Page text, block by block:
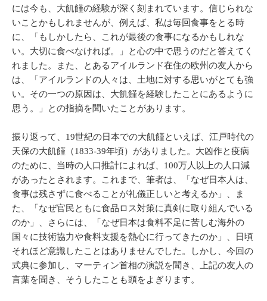
には今も、大飢饉の経験が深く刻まれています。信じられな
いことかもしれませんが、例えば、私は毎回食事をとる時
に、「もしかしたら、これが最後の食事になるかもしれな
い。大切に食べなければ。」と心の中で思うのだと答えてく
れました。また、とあるアイルランド在住の欧州の友人から
は、「アイルランドの人々は、土地に対する思いがとても強
い。その一つの原因は、大飢饉を経験したことにあるように
思う。」との指摘を聞いたことがあります。
振り返って、19世紀の日本での大飢饉といえば、江戸時代の
天保の大飢饉（1833-39年頃）がありました。大凶作と疫病
のために、当時の人口推計によれば、100万人以上の人口減
があったとされます。これまで、筆者は、「なぜ日本人は、
食事は残さずに食べることが礼儀正しいと考えるか」、ま
た、「なぜ官民ともに食品ロス対策に真剣に取り組んでいる
のか」、さらには、「なぜ日本は食料不足に苦しむ海外の
国々に技術協力や食料支援を熱心に行ってきたのか」、日頃
それほど意識したことはありませんでした。しかし、今回の
式典に参加し、マーティン首相の演説を聞き、上記の友人の
言葉を聞き、そうしたことも頭をよぎります。